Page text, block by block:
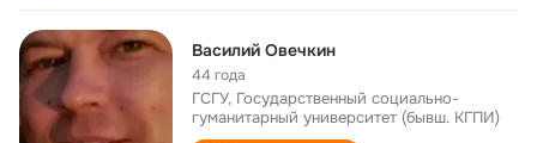
Василий Овечкин
44 года
ГСГУ, Государственный социально-
гуманитарный университет (бывш. КГПИ)